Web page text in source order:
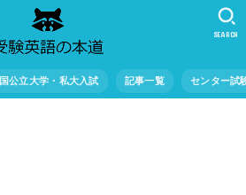
国公立大学・私大入試 記事一覧 センター試
SEARCH